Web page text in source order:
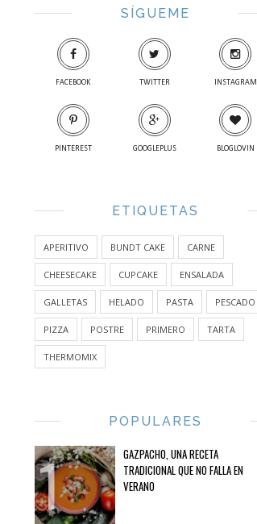
SÍGUEME
FACEBOOK TWITTER INSTAGRAM
PINTEREST GOOGLEPLUS BLOGLOVIN
ETIQUETAS
APERITIVO BUNDT CAKE CARNE
CHEESECAKE CUPCAKE ENSALADA
GALLETAS HELADO PASTA PESCADO
PIZZA POSTRE PRIMERO TARTA
THERMOMIX
POPULARES
GAZPACHO, UNA RECETA
TRADICIONAL QUE NO FALLA EN
VERANO